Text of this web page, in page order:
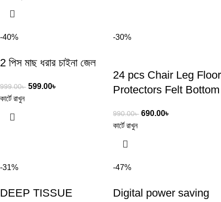
-40%
2 পিস মাছ ধরার চাইনা জেল
999.00৳ 599.00৳
কার্টে রাখুন
-30%
24 pcs Chair Leg Floor
Protectors Felt Bottom
990.00৳ 690.00৳
কার্টে রাখুন
-31%
DEEP TISSUE
-47%
Digital power saving